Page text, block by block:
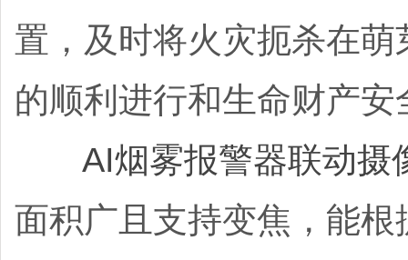
置，及时将火灾扼杀在
的顺利进行和生命财产安
AI烟雾报警器联动摄
面积广且支持变焦，能